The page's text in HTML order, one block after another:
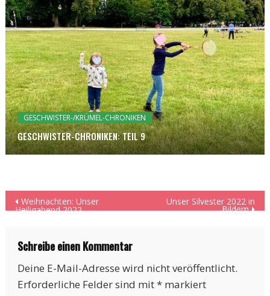
GESCHWISTER-/KRÜMEL-CHRONIKEN
GESCHWISTER-CHRONIKEN: TEIL 9
Beitragsnavigation
Weihnachten: Unser
Heiligabend 2022
Unser Silvester 2022 in
Bildern
Schreibe einen Kommentar
Deine E-Mail-Adresse wird nicht veröffentlicht.
Erforderliche Felder sind mit*markiert